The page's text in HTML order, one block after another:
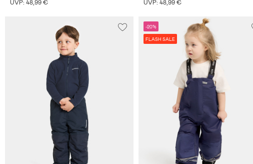
UVP: 48,99 € UVP: 48,99 €
-20%
FLASH SALE